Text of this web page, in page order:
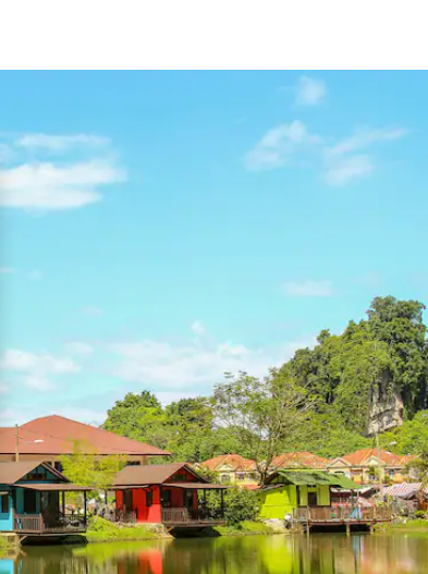
ಮಾಡಿ ಅಥವಾ ಸ್ಪರ್ಶ ಅಥವಾ ಸ್ವೈಪ್ ಗೆಸ್ಚರ್‌ಗಳ ಮೂಲಕ ಅನ್ವೇಷಿಸಿ.